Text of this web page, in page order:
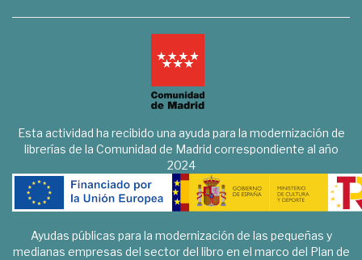
Esta actividad ha recibido una ayuda para la modernización de
librerías de la Comunidad de Madrid correspondiente al año
2024
Ayudas públicas para la modernización de las pequeñas y
medianas empresas del sector del libro en el marco del Plan de